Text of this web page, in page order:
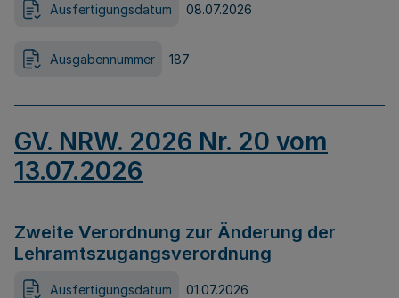
Ausfertigungsdatum 08.07.2026
Ausgabennummer 187
GV. NRW. 2026 Nr. 20 vom
13.07.2026
Zweite Verordnung zur Änderung der
Lehramtszugangsverordnung
Ausfertigungsdatum 01.07.2026